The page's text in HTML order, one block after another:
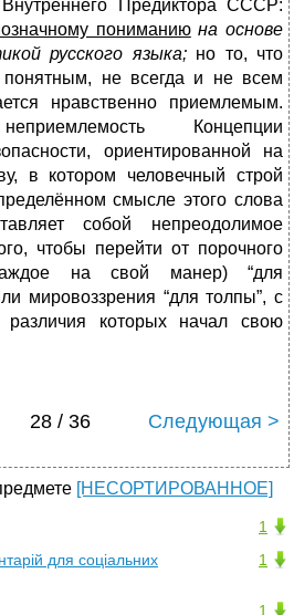
Предиктора СССР:
пониманиюна основе
русского языка;но то, что
понятным, не всегда и не всем
нравственно приемлемым.
Концепции
ориентированной на
в котором человечный строй
смысле этого слова
собой непреодолимое
чтобы перейти от порочного
на свой манер) “для
мировоззрения “для толпы”, с
которых начал свою
28 / 36 Следующая >
[НЕСОРТИРОВАННОЕ]
1
1
для соціальних
1